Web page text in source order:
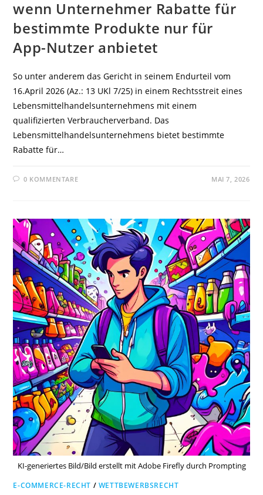
wenn Unternehmer Rabatte für
bestimmte Produkte nur für
App-Nutzer anbietet
So unter anderem das Gericht in seinem Endurteil vom
16.April 2026 (Az.: 13 UKl 7/25) in einem Rechtsstreit eines
Lebensmittelhandelsunternehmens mit einem
qualifizierten Verbraucherverband. Das
Lebensmittelhandelsunternehmens bietet bestimmte
Rabatte für…
0 KOMMENTARE MAI 7, 2026
KI-generiertes Bild/Bild erstellt mit Adobe Firefly durch Prompting
E-COMMERCE-RECHT / WETTBEWERBSRECHT